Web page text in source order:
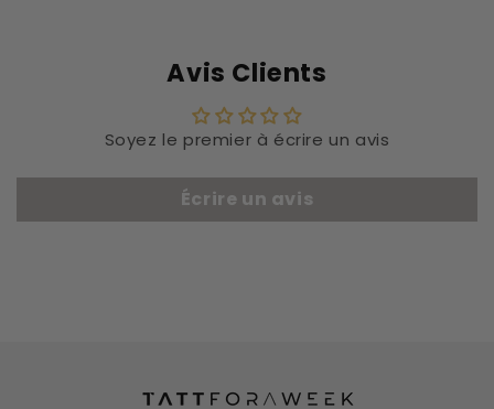
Avis Clients
Soyez le premier à écrire un avis
Écrire un avis